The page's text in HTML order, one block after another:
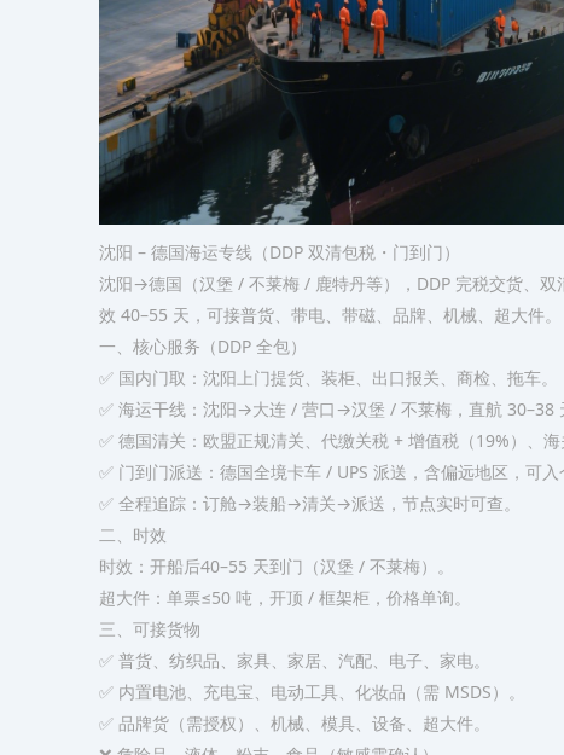
沈阳 – 德国海运专线（DDP 双清包税・门到门）
沈阳→德国（汉堡 / 不莱梅 / 鹿特丹等），DDP 完税交货、
效 40–55 天，可接普货、带电、带磁、品牌、机械、超大件。
一、核心服务（DDP 全包）
✅ 国内门取：沈阳上门提货、装柜、出口报关、商检、拖车。
✅ 海运干线：沈阳→大连 / 营口→汉堡 / 不莱梅，直航 30–38
✅ 德国清关：欧盟正规清关、代缴关税 + 增值税（19%）、海
✅ 门到门派送：德国全境卡车 / UPS 派送，含偏远地区，可入
✅ 全程追踪：订舱→装船→清关→派送，节点实时可查。
二、时效
时效：开船后40–55 天到门（汉堡 / 不莱梅）。
超大件：单票≤50 吨，开顶 / 框架柜，价格单询。
三、可接货物
✅ 普货、纺织品、家具、家居、汽配、电子、家电。
✅ 内置电池、充电宝、电动工具、化妆品（需 MSDS）。
✅ 品牌货（需授权）、机械、模具、设备、超大件。